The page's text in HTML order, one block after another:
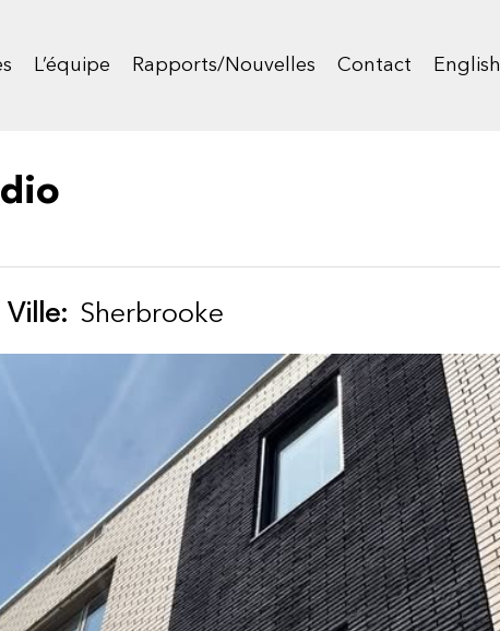
L’équipe Rapports/Nouvelles Contact English
Ville: Sherbrooke